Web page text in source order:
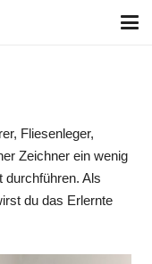
Fliesenleger,
Zeichner ein wenig
durchführen. Als
du das Erlernte